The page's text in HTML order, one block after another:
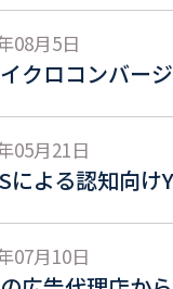
08月5日
イクロコンバー
05月21日
による認知向
07月10日